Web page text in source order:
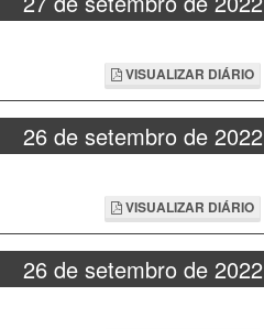
VISUALIZAR DIÁRIO
26 de setembro de 2022
VISUALIZAR DIÁRIO
26 de setembro de 2022